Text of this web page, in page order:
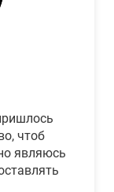
чтоб
являюсь